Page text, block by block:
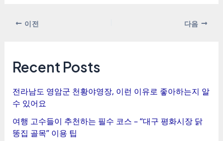
이전 다음
Recent Posts
전라남도 영암군 천황야영장, 이런 이유로 좋아하는지 알
수 있어요
여행 고수들이 추천하는 필수 코스 – “대구 평화시장 닭
똥집 골목” 이용 팁